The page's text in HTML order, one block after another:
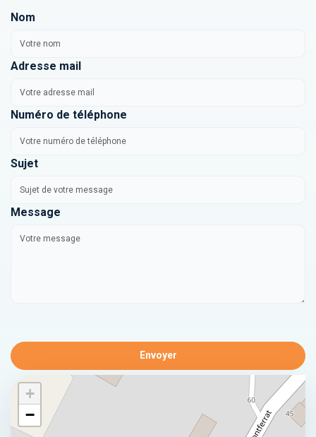
Nom
Adresse mail
Numéro de téléphone
Sujet
Message
Envoyer
+
−